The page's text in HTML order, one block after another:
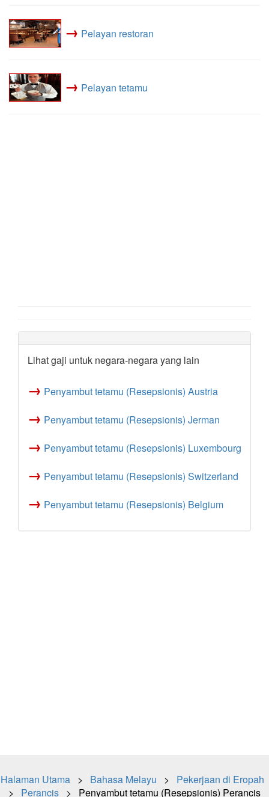
→ Pelayan restoran
→ Pelayan tetamu
Lihat gaji untuk negara-negara yang lain
→ Penyambut tetamu (Resepsionis) Austria
→ Penyambut tetamu (Resepsionis) Jerman
→ Penyambut tetamu (Resepsionis) Luxembourg
→ Penyambut tetamu (Resepsionis) Switzerland
→ Penyambut tetamu (Resepsionis) Belgium
Halaman Utama> Bahasa Melayu > Pekerjaan di Eropah
> Perancis > Penyambut tetamu (Resepsionis) Perancis